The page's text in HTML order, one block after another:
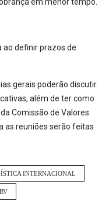
ao definir prazos de
gerais poderão discutir
além de ter como
Comissão de Valores
as reuniões serão feitas
INTERNACIONAL